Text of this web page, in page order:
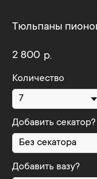
Тюльпаны
2 800 р.
Количество
Добавить секатор?
Добавить вазу?